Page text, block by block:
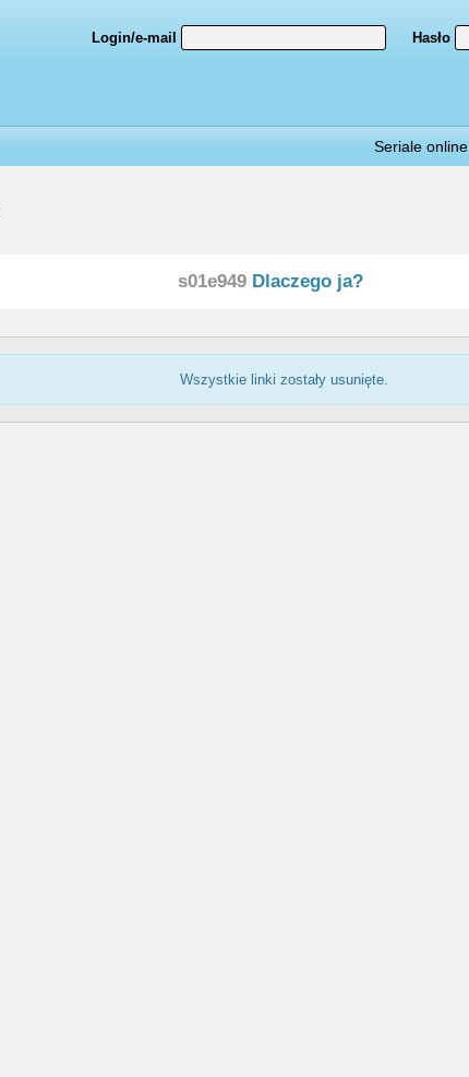
Login/e-mail Hasło
Seriale online
s01e949 Dlaczego ja?
Wszystkie linki zostały usunięte.